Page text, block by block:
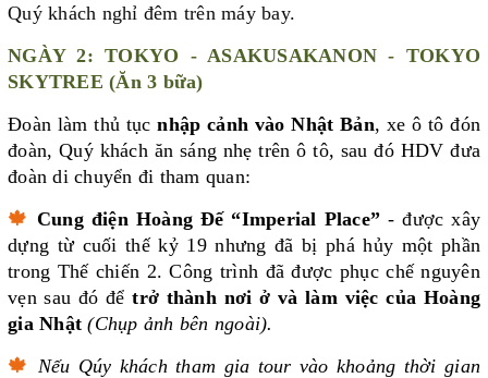
Quý khách nghỉ đêm trên máy bay.
NGÀY 2: TOKYO - ASAKUSAKANON - TOKYO
SKYTREE (Ăn 3 bữa)
Đoàn làm thủ tụcnhập cảnh vào Nhật Bản, xe ô tô đón
đoàn, Quý khách ăn sáng nhẹ trên ô tô, sau đó HDV đưa
đoàn di chuyển đi tham quan:
🍁 Cung điện Hoàng Đế “Imperial Place” - được xây
dựng từ cuối thế kỷ 19 nhưng đã bị phá hủy một phần
trong Thế chiến 2. Công trình đã được phục chế nguyên
vẹn sau đó đểtrở thành nơi ở và làm việc của Hoàng
gia Nhật (Chụp ảnh bên ngoài).
🍁 Nếu Qúy khách tham gia tour vào khoảng thời gian